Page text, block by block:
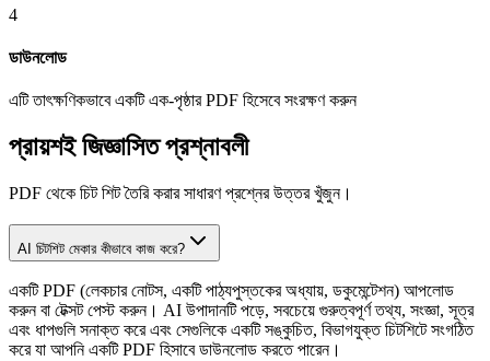
4
ডাউনলোড
এটি তাৎক্ষণিকভাবে একটি এক-পৃষ্ঠার PDF হিসেবে সংরক্ষণ করুন
প্রায়শই জিজ্ঞাসিত প্রশ্নাবলী
PDF থেকে চিট শিট তৈরি করার সাধারণ প্রশ্নের উত্তর খুঁজুন।
AI চিটশিট মেকার কীভাবে কাজ করে?
একটি PDF (লেকচার নোটস, একটি পাঠ্যপুস্তকের অধ্যায়, ডকুমেন্টেশন) আপলোড
করুন বা টেক্সট পেস্ট করুন। AI উপাদানটি পড়ে, সবচেয়ে গুরুত্বপূর্ণ তথ্য, সংজ্ঞা, সূত্র
এবং ধাপগুলি সনাক্ত করে এবং সেগুলিকে একটি সঙ্কুচিত, বিভাগযুক্ত চিটশিটে সংগঠিত
করে যা আপনি একটি PDF হিসাবে ডাউনলোড করতে পারেন।